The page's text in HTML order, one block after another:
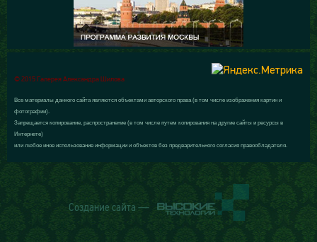
© 2015 Галерея Александра Шилова
Все материалы данного сайта являются объектами авторского права (в том числе изображения картин и
фотографии).
Запрещается копирование, распространение (в том числе путем копирования на другие сайты и ресурсы в
Интернете)
или любое иное использование информации и объектов без предварительного согласия правообладателя.
Создание сайта —